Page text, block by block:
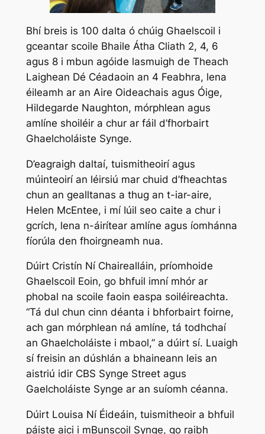
Bhí breis is 100 dalta ó chúig Ghaelscoil i
gceantar scoile Bhaile Átha Cliath 2, 4, 6
agus 8 i mbun agóide lasmuigh de Theach
Laighean Dé Céadaoin an 4 Feabhra, lena
éileamh ar an Aire Oideachais agus Óige,
Hildegarde Naughton, mórphlean agus
amlíne shoiléir a chur ar fáil d’fhorbairt
Ghaelcholáiste Synge.
D’eagraigh daltaí, tuismitheoirí agus
múinteoirí an léirsiú mar chuid d’fheachtas
chun an gealltanas a thug an t-iar-aire,
Helen McEntee, i mí Iúil seo caite a chur i
gcrích, lena n-áirítear amlíne agus íomhánna
fíorúla den fhoirgneamh nua.
Dúirt Cristín Ní Chairealláin, príomhoide
Ghaelscoil Eoin, go bhfuil imní mhór ar
phobal na scoile faoin easpa soiléireachta.
“Tá dul chun cinn déanta i bhforbairt foirne,
ach gan mórphlean ná amlíne, tá todhchaí
an Ghaelcholáiste i mbaol,” a dúirt sí. Luaigh
sí freisin an dúshlán a bhaineann leis an
aistriú idir CBS Synge Street agus
Gaelcholáiste Synge ar an suíomh céanna.
Dúirt Louisa Ní Éideáin, tuismitheoir a bhfuil
páiste aici i mBunscoil Synge, go raibh